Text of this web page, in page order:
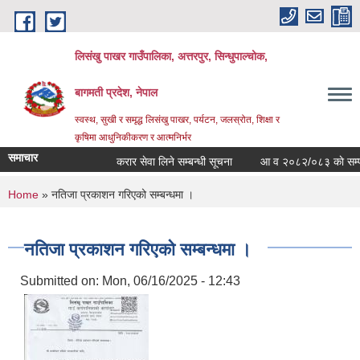
Skip to main content
लिसंखु पाखर गाउँपालिका, अत्तरपुर, सिन्धुपाल्चोक,
बागमती प्रदेश, नेपाल
स्वस्थ, सुखी र समृद्ध लिसंखु पाखर, पर्यटन, जलस्रोत, शिक्षा र
कृषिमा आधुनिकीकरण र आत्मनिर्भर
समाचार करार सेवा लिने सम्बन्धी सूचना आ व २०८२/०८३ काे सम्पत्ति
You are here
Home » नतिजा प्रकाशन गरिएको सम्बन्धमा ।
नतिजा प्रकाशन गरिएको सम्बन्धमा ।
Submitted on: Mon, 06/16/2025 - 12:43